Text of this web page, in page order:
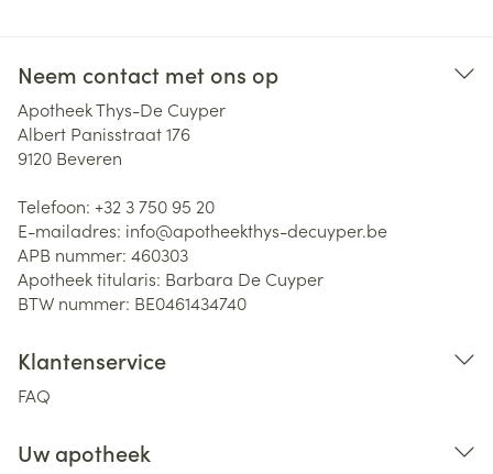
Neem contact met ons op
Apotheek Thys-De Cuyper
Albert Panisstraat 176
9120 Beveren
Telefoon: +32 3 750 95 20
E-mailadres: info@apotheekthys-decuyper.be
APB nummer: 460303
Apotheek titularis: Barbara De Cuyper
BTW nummer: BE0461434740
Klantenservice
FAQ
Uw apotheek